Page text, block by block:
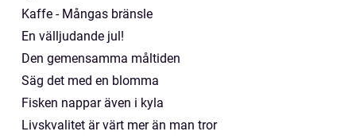
Kaffe - Mångas bränsle
En välljudande jul!
Den gemensamma måltiden
Säg det med en blomma
Fisken nappar även i kyla
Livskvalitet är värt mer än man tror